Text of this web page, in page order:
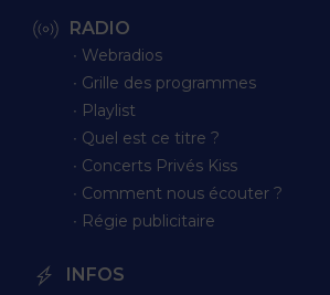
RADIO
∙ Webradios
∙ Grille des programmes
∙ Playlist
∙ Quel est ce titre ?
∙ Concerts Privés Kiss
∙ Comment nous écouter ?
∙ Régie publicitaire
INFOS